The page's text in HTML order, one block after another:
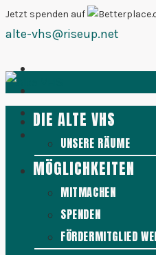
Zum
Inhalt
Jetzt spenden auf
alte-vhs@riseup.net
DIE ALTE VHS
UNSERE RÄUME
MÖGLICHKEITEN
MITMACHEN
SPENDEN
FÖRDERMITGLIED